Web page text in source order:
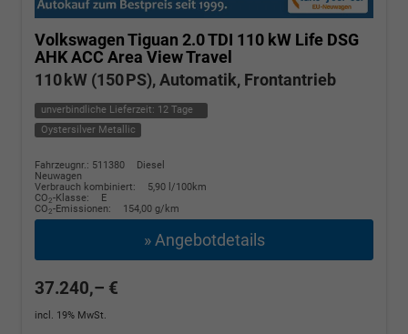
Volkswagen Tiguan 2.0 TDI 110 kW Life DSG
AHK ACC Area View Travel
110 kW (150 PS), Automatik, Frontantrieb
unverbindliche Lieferzeit: 12 Tage
Oystersilver Metallic
Fahrzeugnr.: 511380
Diesel
Neuwagen
Verbrauch kombiniert:
5,90 l/100km
CO2-Klasse:
E
CO2-Emissionen: 154,00 g/km
» Angebotdetails
37.240,– €
incl. 19% MwSt.